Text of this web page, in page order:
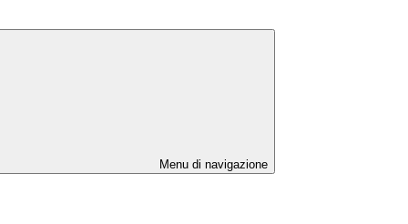
Menu di navigazione